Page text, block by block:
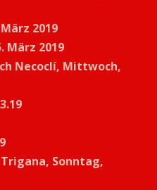
2019
März 2019
Necoclí, Mittwoch,
Sonntag,